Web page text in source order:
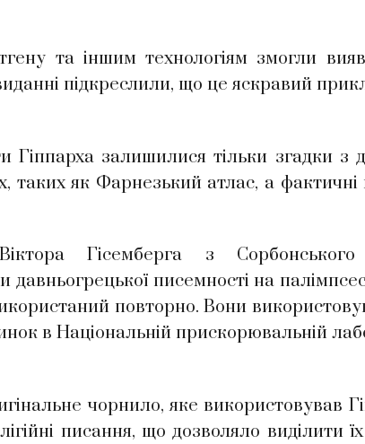
та іншим технологіям змогли
підкреслили, що це яскравий
Гіппарха залишилися тільки згадки з
таких як Фарнезький атлас, а
Гісемберга з
давньогрецької писемності на
повторно. Вони
в Національній прискорювальній
чорнило, яке використовував
писання, що дозволяло виділити